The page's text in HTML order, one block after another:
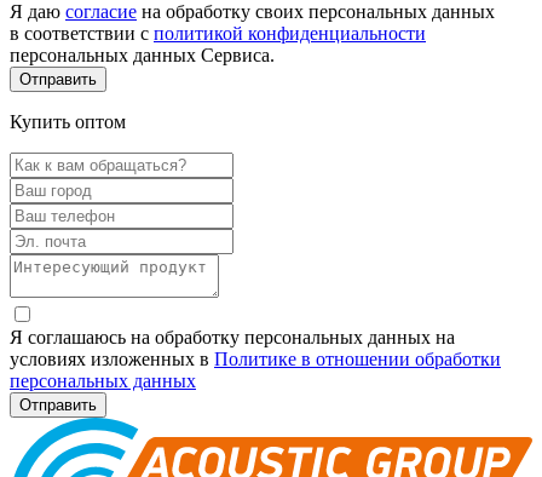
Я даю согласие на обработку своих персональных данных
в соответствии с политикой конфиденциальности
персональных данных Сервиса.
Купить оптом
Я соглашаюсь на обработку персональных данных на
условиях изложенных в Политике в отношении обработки
персональных данных